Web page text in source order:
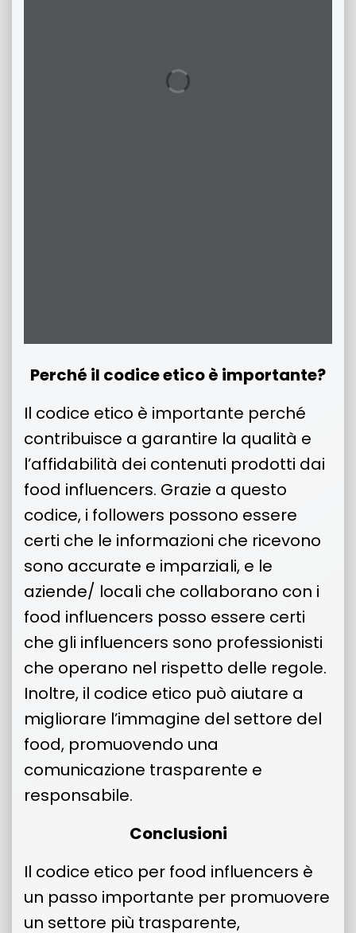
Perché il codice etico è importante?
Il codice etico è importante perché
contribuisce a garantire la qualità e
l’affidabilità dei contenuti prodotti dai
food influencers. Grazie a questo
codice, i followers possono essere
certi che le informazioni che ricevono
sono accurate e imparziali, e le
aziende/ locali che collaborano con i
food influencers posso essere certi
che gli influencers sono professionisti
che operano nel rispetto delle regole.
Inoltre, il codice etico può aiutare a
migliorare l’immagine del settore del
food, promuovendo una
comunicazione trasparente e
responsabile.
Conclusioni
Il codice etico per food influencers è
un passo importante per promuovere
un settore più trasparente,